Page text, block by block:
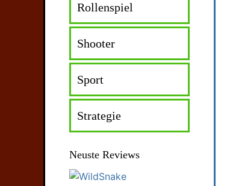
Rollenspiel
Shooter
Sport
Strategie
Neuste Reviews